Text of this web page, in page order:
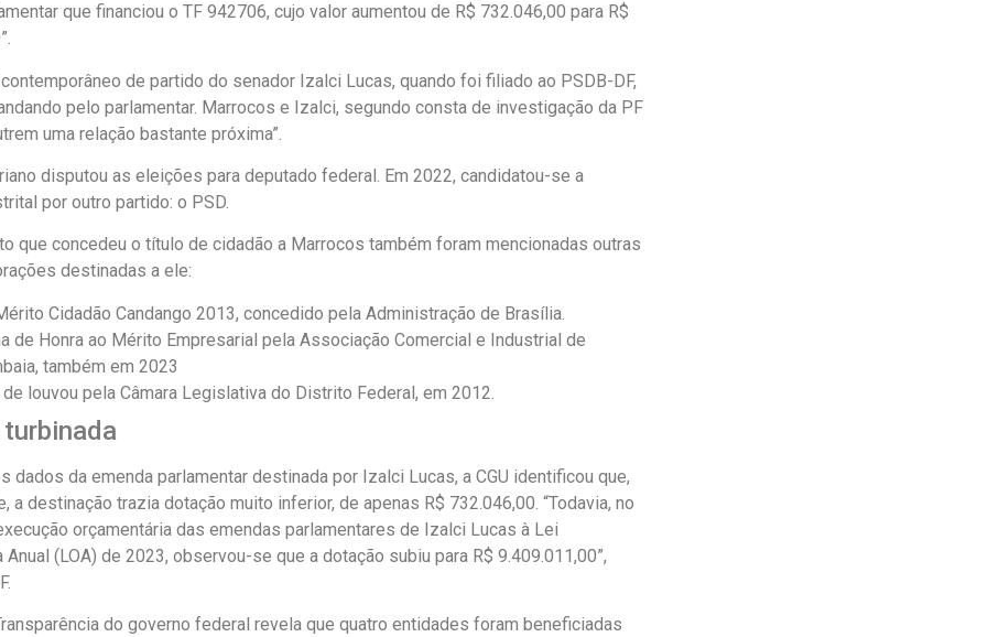
que financiou o TF 942706, cujo valor aumentou de R$ 732.046,00 para R$
de partido do senador Izalci Lucas, quando foi filiado ao PSDB-DF,
pelo parlamentar. Marrocos e Izalci, segundo consta de investigação da PF
uma relação bastante próxima”.
disputou as eleições para deputado federal. Em 2022, candidatou-se a
por outro partido: o PSD.
que concedeu o título de cidadão a Marrocos também foram mencionadas outras
destinadas a ele:
Cidadão Candango 2013, concedido pela Administração de Brasília.
de Honra ao Mérito Empresarial pela Associação Comercial e Industrial de
também em 2023
louvou pela Câmara Legislativa do Distrito Federal, em 2012.
turbinada
dados da emenda parlamentar destinada por Izalci Lucas, a CGU identificou que,
a destinação trazia dotação muito inferior, de apenas R$ 732.046,00. “Todavia, no
orçamentária das emendas parlamentares de Izalci Lucas à Lei
Anual (LOA) de 2023, observou-se que a dotação subiu para R$ 9.409.011,00”,
do governo federal revela que quatro entidades foram beneficiadas